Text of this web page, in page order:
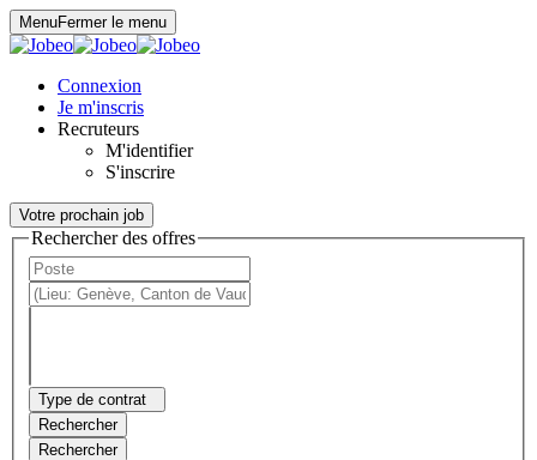
MenuFermer le menu
Connexion
Je m'inscris
Recruteurs
M'identifier
S'inscrire
Votre prochain job
Rechercher des offres
Type de contrat
Rechercher
Rechercher
Panneau de gestion des cookies